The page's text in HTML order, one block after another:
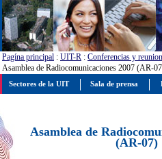
Pagína principal : UIT-R : Conferencias y
Asamblea de Radiocomunicaciones 2007 (AR-
Asamblea de
(AR-07)
Sectores de la UIT Sala de prensa